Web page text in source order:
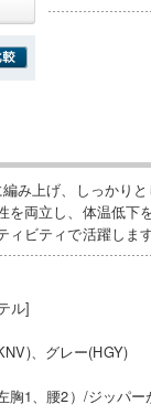
み上げ、しっかり
両立し、体温低下
ビティで活躍します
ル]
、グレー(HGY)
胸1、腰2）/ジッパ